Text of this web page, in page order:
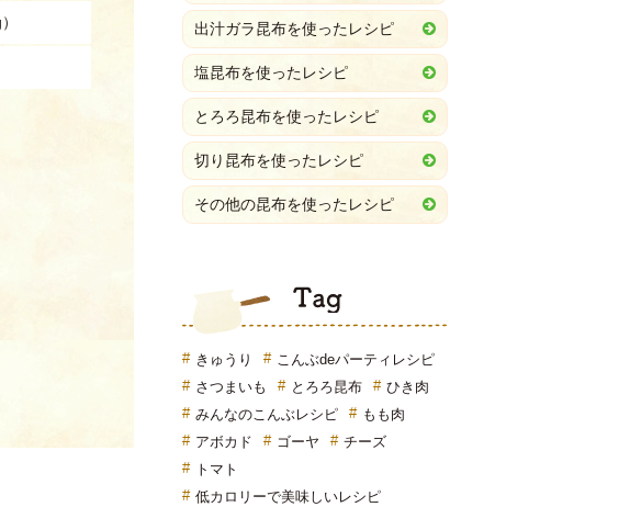
出汁ガラ昆布を使ったレシピ
塩昆布を使ったレシピ
とろろ昆布を使ったレシピ
切り昆布を使ったレシピ
その他の昆布を使ったレシピ
きゅうり
こんぶdeパーティレシピ
さつまいも
とろろ昆布
ひき肉
みんなのこんぶレシピ
もも肉
アボカド
ゴーヤ
チーズ
トマト
低カロリーで美味しいレシピ